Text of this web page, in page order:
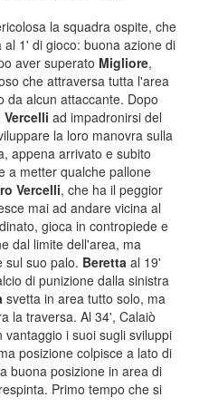
la squadra ospite, che
1' di gioco: buona azione di
aver superato Migliore,
che attraversa tutta l'area
da alcun attaccante. Dopo
Vercelli ad impadronirsi del
la loro manovra sulla
appena arrivato e subito
a metter qualche pallone
Vercelli, che ha il peggior
mai ad andare vicina al
gioca in contropiede e
dal limite dell'area, ma
sul suo palo. Beretta al 19'
di punizione dalla sinistra
svetta in area tutto solo, ma
la traversa. Al 34', Calaiò
i suoi sugli sviluppi
posizione colpisce a lato di
buona posizione in area di
Primo tempo che si